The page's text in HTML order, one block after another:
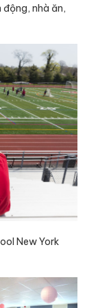
nhà ăn,
New York